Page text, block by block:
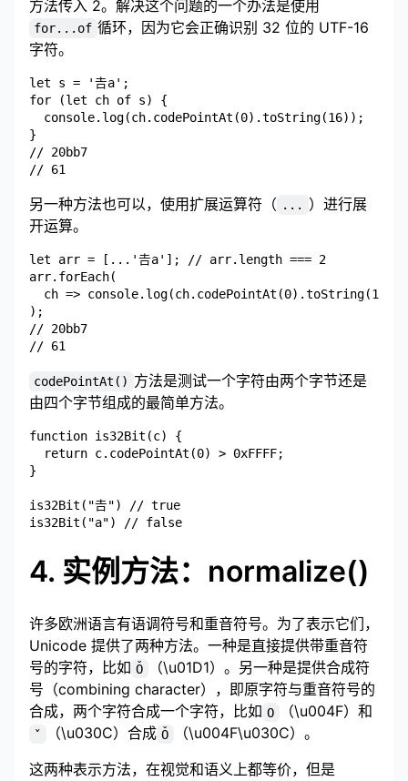
方法传入 2。解决这个问题的一个办法是使用
for...of 循环，因为它会正确识别 32 位的 UTF-16
字符。
let s = '𠮷a';
for (let ch of s) {
  console.log(ch.codePointAt(0).toString(16));
}
// 20bb7
另一种方法也可以，使用扩展运算符（ ...
）进行展
开运算。
let arr = [...'𠮷a']; // arr.length === 2
arr.forEach(
  ch => console.log(ch.codePointAt(0).toString(16))
);
// 20bb7
codePointAt() 方法是测试一个字符由两个字节还是
由四个字节组成的最简单方法。
function is32Bit(c) {
  return c.codePointAt(0) > 0xFFFF;
}
is32Bit("𠮷") // true
4. 实例方法：normalize()
许多欧洲语言有语调符号和重音符号。为了表示它们，
Unicode 提供了两种方法。一种是直接提供带重音符
号的字符，比如 Ǒ
（\u01D1）。另一种是提供合成符
号（combining character），即原字符与重音符号的
合成，两个字符合成一个字符，比如 O （\u004F）和
ˇ （\u030C）合成 Ǒ
（\u004F\u030C）。
这两种表示方法，在视觉和语义上都等价，但是